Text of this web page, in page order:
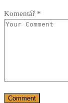
Komentář *